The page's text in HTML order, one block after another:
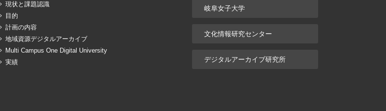
現状と課題認識
目的
計画の内容
地域資源デジタルアーカイブ
Multi Campus One Digital University
実績
岐阜女子大学
文化情報研究センター
デジタルアーカイブ研究所